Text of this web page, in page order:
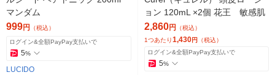
マンダム
999円 （税込）
ログイン&全額PayPay支払いで
5%
LUCIDO
ョン 120mL ×2個 花王 敏感肌
2,860円
（税込）
1つあたり1,430円 （税込）
ログイン&全額PayPay支払いで
5%